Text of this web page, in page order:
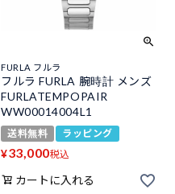
FURLA フルラ
フルラ FURLA 腕時計 メンズ
FURLATEMPOPAIR
WW00014004L1
送料無料 ラッピング
¥33,000税込
カートに入れる